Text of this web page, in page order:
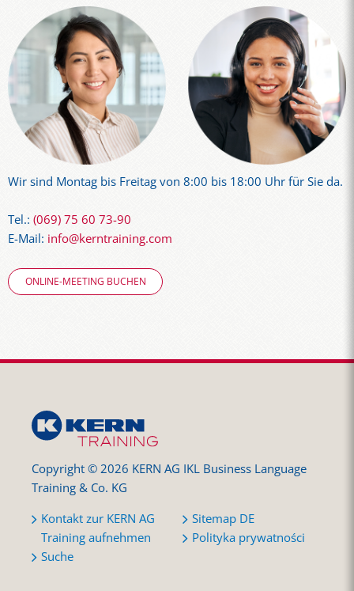
Wir sind Montag bis Freitag von 8:00 bis 18:00 Uhr für Sie da.
Tel.: (069) 75 60 73-90
E-Mail: info@kerntraining.com
ONLINE-MEETING BUCHEN
Copyright © 2026 KERN AG IKL Business Language
Training & Co. KG
Kontakt zur KERN AG
Training aufnehmen
Suche
Sitemap DE
Polityka prywatności